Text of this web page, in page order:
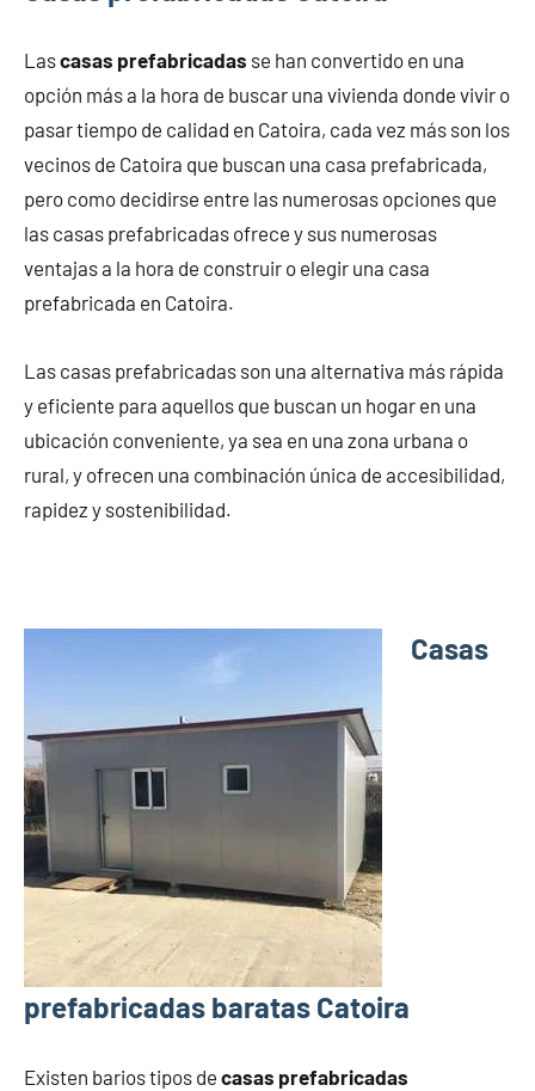
Lascasas prefabricadas se han convertido en una
opción más a la hora de buscar una vivienda donde vivir o
pasar tiempo de calidad en Catoira, cada vez más son los
vecinos de Catoira que buscan una casa prefabricada,
pero como decidirse entre las numerosas opciones que
las casas prefabricadas ofrece y sus numerosas
ventajas a la hora de construir o elegir una casa
prefabricada en Catoira.
Las casas prefabricadas son una alternativa más rápida
y eficiente para aquellos que buscan un hogar en una
ubicación conveniente, ya sea en una zona urbana o
rural, y ofrecen una combinación única de accesibilidad,
rapidez y sostenibilidad.
Casas
prefabricadas baratas Catoira
Existen barios tipos de casas prefabricadas